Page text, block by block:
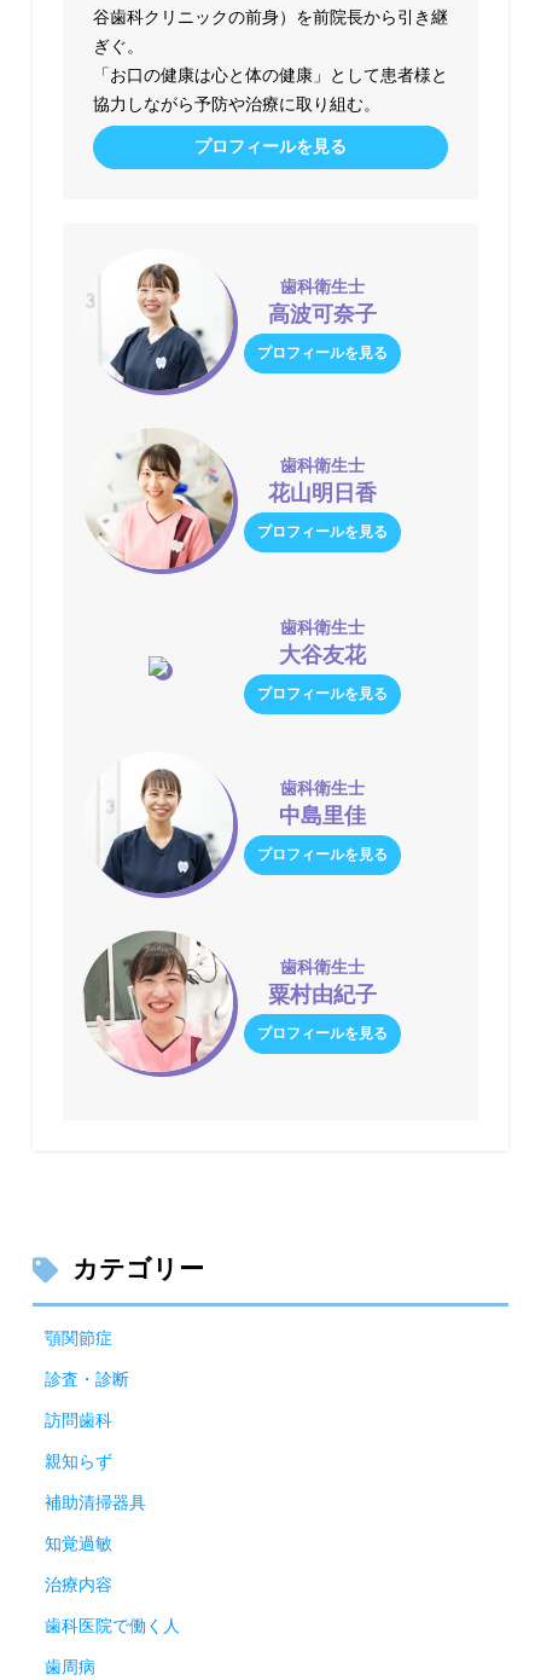
谷歯科クリニックの前身）を前院長から引き継
ぎぐ。
「お口の健康は心と体の健康」として患者様と
協力しながら予防や治療に取り組む。
プロフィールを見る
歯科衛生士
高波可奈子
プロフィールを見る
歯科衛生士
花山明日香
プロフィールを見る
歯科衛生士
大谷友花
プロフィールを見る
歯科衛生士
中島里佳
プロフィールを見る
歯科衛生士
粟村由紀子
プロフィールを見る
カテゴリー
顎関節症
診査・診断
訪問歯科
親知らず
補助清掃器具
知覚過敏
治療内容
歯科医院で働く人
歯周病